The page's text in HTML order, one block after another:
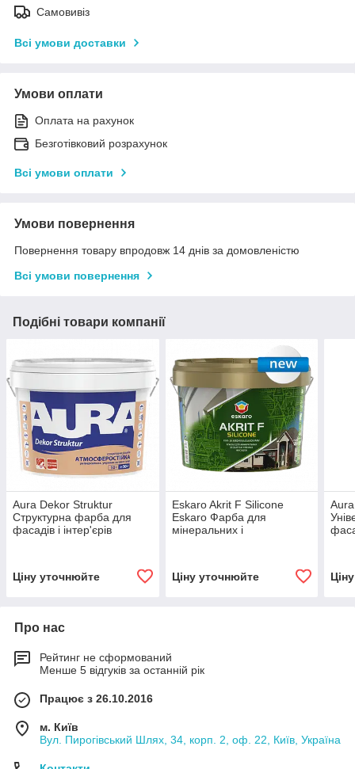
Самовивіз
Всі умови доставки
Умови оплати
Оплата на рахунок
Безготівковий розрахунок
Всі умови оплати
Умови повернення
Повернення товару впродовж 14 днів за домовленістю
Всі умови повернення
Подібні товари компанії
Aura Dekor Struktur
Структурна фарба для
фасадів і інтер'єрів
Ціну уточнюйте
Eskaro Akrit F Silicone
Eskaro Фарба для
мінеральних і
Ціну уточнюйте
Про нас
Рейтинг не сформований
Менше 5 відгуків за останній рік
Працює з 26.10.2016
м. Київ
Вул. Пирогівський Шлях, 34, корп. 2, оф. 22, Київ, Україна